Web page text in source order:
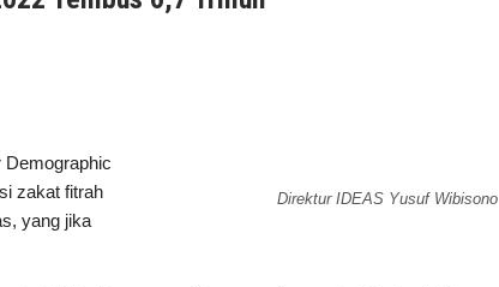
Direktur IDEAS Yusuf Wibisono
Demographic
zakat fitrah
yang jika